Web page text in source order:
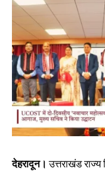
देहरादून। उत्तराखंड राज्य